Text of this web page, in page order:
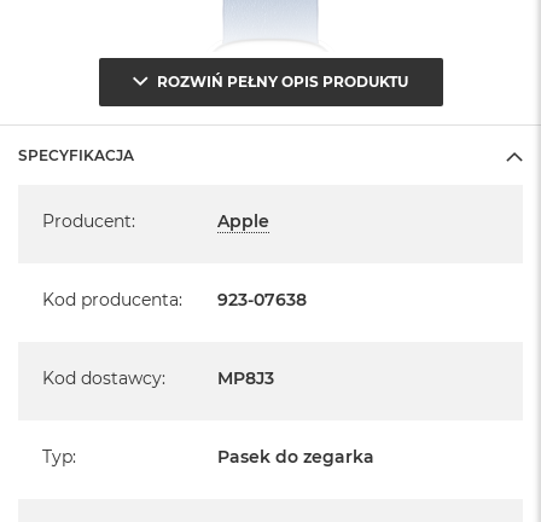
ROZWIŃ PEŁNY OPIS PRODUKTU
SPECYFIKACJA
Producent: Apple
Kod producenta: 923-07638
Kod dostawcy: MP8J3
Typ: Pasek do zegarka